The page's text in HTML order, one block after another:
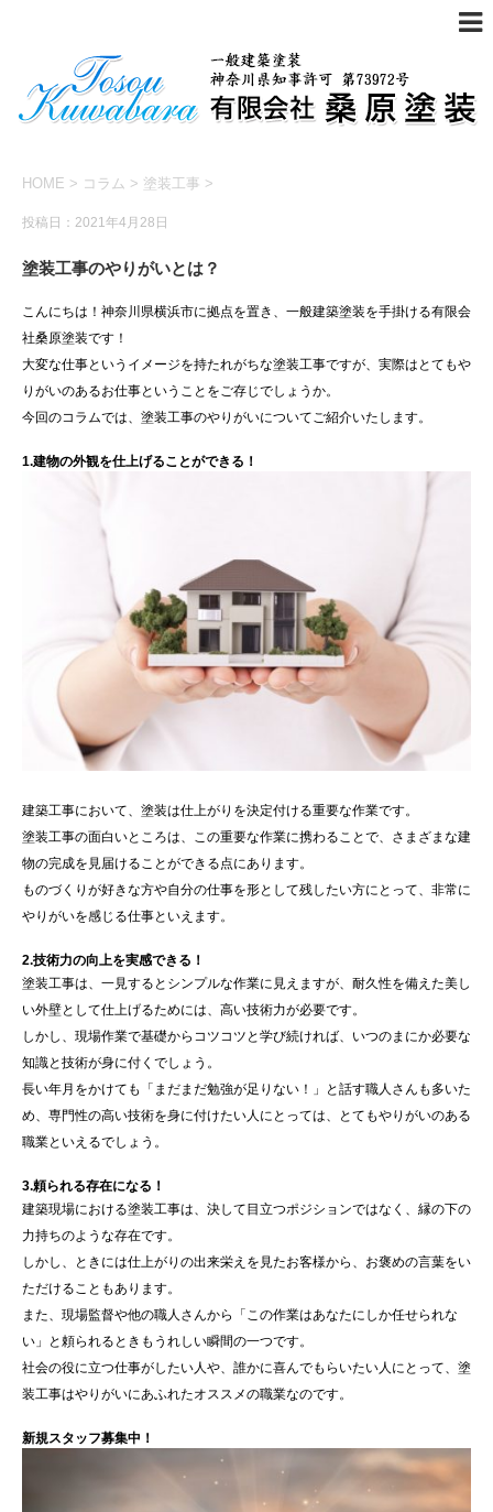
HOME > コラム > 塗装工事 >
投稿日：2021年4月28日
塗装工事のやりがいとは？
こんにちは！神奈川県横浜市に拠点を置き、一般建築塗装を手掛ける有限会
社桑原塗装です！
大変な仕事というイメージを持たれがちな塗装工事ですが、実際はとてもや
りがいのあるお仕事ということをご存じでしょうか。
今回のコラムでは、塗装工事のやりがいについてご紹介いたします。
1.建物の外観を仕上げることができる！
建築工事において、塗装は仕上がりを決定付ける重要な作業です。
塗装工事の面白いところは、この重要な作業に携わることで、さまざまな建
物の完成を見届けることができる点にあります。
ものづくりが好きな方や自分の仕事を形として残したい方にとって、非常に
やりがいを感じる仕事といえます。
2.技術力の向上を実感できる！
塗装工事は、一見するとシンプルな作業に見えますが、耐久性を備えた美し
い外壁として仕上げるためには、高い技術力が必要です。
しかし、現場作業で基礎からコツコツと学び続ければ、いつのまにか必要な
知識と技術が身に付くでしょう。
長い年月をかけても「まだまだ勉強が足りない！」と話す職人さんも多いた
め、専門性の高い技術を身に付けたい人にとっては、とてもやりがいのある
職業といえるでしょう。
3.頼られる存在になる！
建築現場における塗装工事は、決して目立つポジションではなく、縁の下の
力持ちのような存在です。
しかし、ときには仕上がりの出来栄えを見たお客様から、お褒めの言葉をい
ただけることもあります。
また、現場監督や他の職人さんから「この作業はあなたにしか任せられな
い」と頼られるときもうれしい瞬間の一つです。
社会の役に立つ仕事がしたい人や、誰かに喜んでもらいたい人にとって、塗
装工事はやりがいにあふれたオススメの職業なのです。
新規スタッフ募集中！